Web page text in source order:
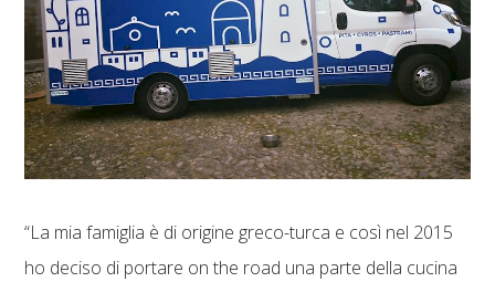
“La mia famiglia è di origine greco-turca e così nel 2015
ho deciso di portare on the road una parte della cucina